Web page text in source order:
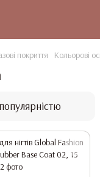
покриття Кольорові